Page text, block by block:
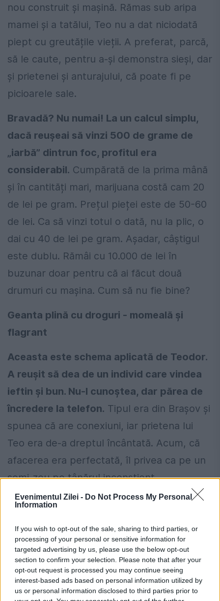
Evenimentul Zilei - Do Not Process My Personal
Information
If you wish to opt-out of the sale, sharing to third parties, or
processing of your personal or sensitive information for
targeted advertising by us, please use the below opt-out
section to confirm your selection. Please note that after your
opt-out request is processed you may continue seeing
interest-based ads based on personal information utilized by
us or personal information disclosed to third parties prior to
nou construit și mașină. Rămas sub aripa
mamei și a tatălui, Teo nu a dat niciodată
piept cu greutățile vieții. A preferat, parcă,
să le caute, pentru a-și demonstra sieși, dar
și prietenei și anturajului, că poate fi pe
picioarele sale.
Bravadă? Nu numai! La un calcul simplu,
dacă reușeai să vinzi 500 de grame de
„iarbă” dintrun foc, profitul era
considerabil. Cumpărată de la prima mână
și în cantități mari, marijuana costă cam 20
de lei pe gram. Prețul pieței este de 50-60
de lei. Ca să vinzi totul o dată, nu la plic, o
dai cu 40 de lei pe gram. Așadar, câștigul
este dublu. Rămâi cu 10.000 de lei în
buzunar doar pentru că ai făcut două
drumuri cu mașina. Cum să nu fie bine?
Geanta plină cu droguri - momeală și
flagrant
Aceasta este schema aplicată de Teodor.
A reușit să dea de un individ care vindea
ieftin și bun. Nu-l cunoștea, dar părea de
încredere la telefon. Tipul era din Brașov și
spunea că are conexiuni, iar prietena lui
Teo era de-a dreptul încântată. Acum, că
afacerea era perfectată, îl privea ca pe un
semi-zeu pe tânărul inconștient.
Și iată că a venit și ziua cea mare! Teo a luat
cumpere marfa, în parcarea unui mall din
estul Bucureștiului.
Cei din anturaj au venit și ei cu o mașină,
dar au parcat la câteva sute de metri